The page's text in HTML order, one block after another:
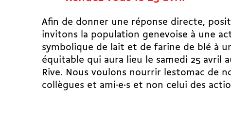
Afin de donner une réponse directe,
invitons la population genevoise à une
symbolique de lait et de farine de blé à
équitable qui aura lieu le samedi 25 avril
Rive. Nous voulons nourrir lestomac de
collègues et ami·e·s et non celui des